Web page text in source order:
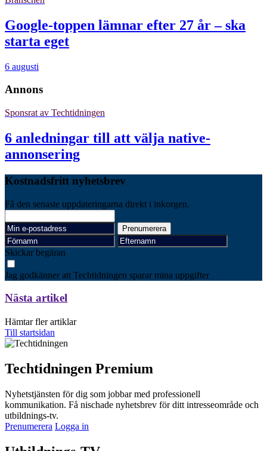
Google-toppen lämnar efter 27 år – ska
starta eget
6 augusti
Annons
Sponsrat av Techtidningen
6 anledningar till att välja native-
annonsering
Kostnadsfritt nyhetsbrev
Få den senaste uppdateringarna direkt i inkorgen.
Skickar begäran
Jag godkänner att Techtidningen sparar mina uppgifter
Nästa artikel
Hämtar fler artiklar
Till startsidan
Techtidningen Premium
Nyhetstjänsten för dig som jobbar med professionell
kommunikation. Få nischade nyhetsbrev för ditt intresseområde och
utbildnings-tv.
Prenumerera Logga in